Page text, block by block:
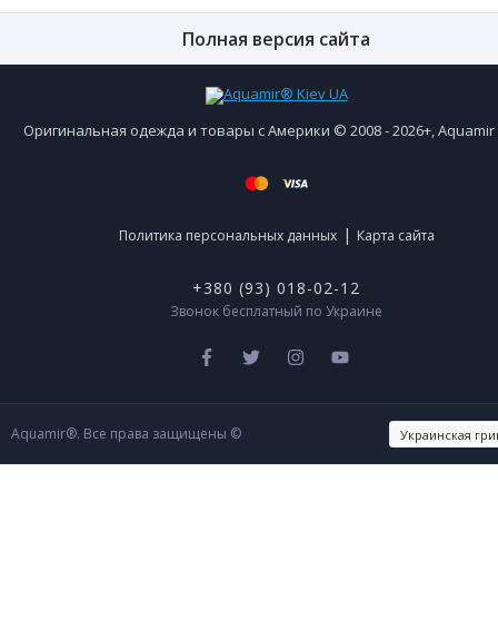
Полная версия сайта
Оригинальная одежда и товары с Америки © 2008 - 2026+,
Политика персональных данных | Карта сайта
+380 (93) 018-02-12
Звонок бесплатный по Украине
Aquamir®. Все права защищены ©